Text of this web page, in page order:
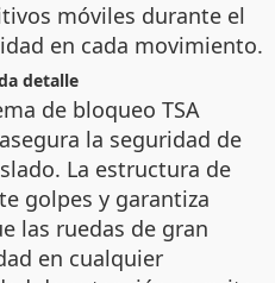
móviles durante el
en cada movimiento.
detalle
de bloqueo TSA
la seguridad de
La estructura de
golpes y garantiza
las ruedas de gran
en cualquier